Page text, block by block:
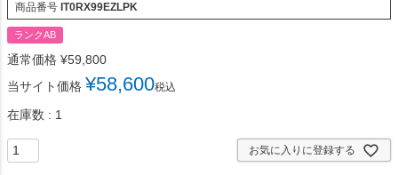
商品番号 IT0RX99EZLPK
ランクAB
通常価格 ¥59,800
当サイト価格 ¥58,600税込
在庫数 1
お気に入りに登録する